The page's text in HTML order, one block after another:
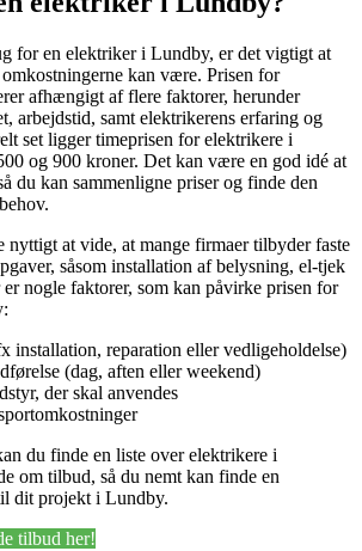
for en elektriker i Lundby, er det vigtigt at
kan være. Prisen for
afhængigt af flere faktorer, herunder
arbejdstid, samt elektrikerens erfaring og
set ligger timeprisen for elektrikere i
og 900 kroner. Det kan være en god idé at
du kan sammenligne priser og finde den
nyttigt at vide, at mange firmaer tilbyder faste
såsom installation af belysning, el-tjek
nogle faktorer, som kan påvirke prisen for
installation, reparation eller vedligeholdelse)
(dag, aften eller weekend)
der skal anvendes
du finde en liste over elektrikere i
om tilbud, så du nemt kan finde en
dit projekt i Lundby.
tilbud her!